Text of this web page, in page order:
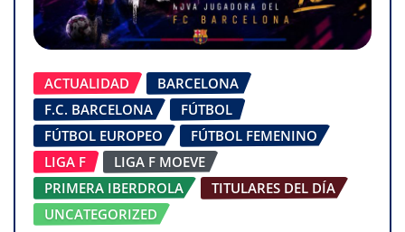
ACTUALIDAD
BARCELONA
F.C. BARCELONA
FÚTBOL
FÚTBOL EUROPEO
FÚTBOL FEMENINO
LIGA F
LIGA F MOEVE
PRIMERA IBERDROLA
TITULARES DEL DÍA
UNCATEGORIZED